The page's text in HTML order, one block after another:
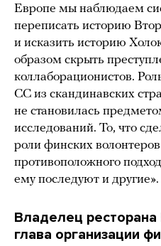
Европе мы наблюдаем
переписать историю
и исказить историю
образом скрыть
коллаборационистов.
СС из скандинавских
не становилась
исследований. То, что
роли финских
противоположного
ему последуют и другие».
Владелец
глава организации